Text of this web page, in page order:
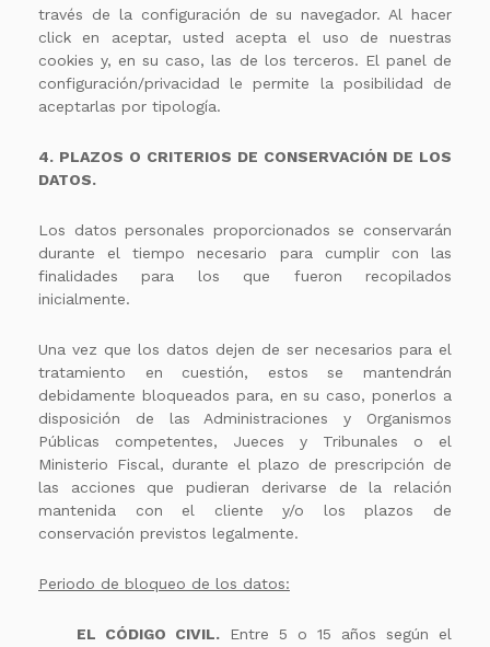
través de la configuración de su navegador. Al hacer
click en aceptar, usted acepta el uso de nuestras
cookies y, en su caso, las de los terceros. El panel de
configuración/privacidad le permite la posibilidad de
aceptarlas por tipología.
4. PLAZOS O CRITERIOS DE CONSERVACIÓN DE LOS
DATOS.
Los datos personales proporcionados se conservarán
durante el tiempo necesario para cumplir con las
finalidades para los que fueron recopilados
inicialmente.
Una vez que los datos dejen de ser necesarios para el
tratamiento en cuestión, estos se mantendrán
debidamente bloqueados para, en su caso, ponerlos a
disposición de las Administraciones y Organismos
Públicas competentes, Jueces y Tribunales o el
Ministerio Fiscal, durante el plazo de prescripción de
las acciones que pudieran derivarse de la relación
mantenida con el cliente y/o los plazos de
conservación previstos legalmente.
Periodo de bloqueo de los datos:
EL CÓDIGO CIVIL. Entre 5 o 15 años según el